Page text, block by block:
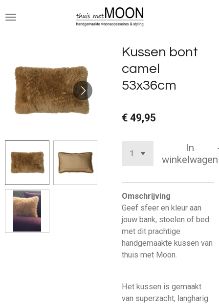
direct
Kussen bont
camel
53x36cm
€ 49,95
In
winkelwagen
Omschrijving
Geef sfeer en kleur aan
jouw bank, stoelen of bed
met dit prachtige
handgemaakte kussen van
thuis met Moon.
Het kussen is gemaakt
van superzacht, langharig